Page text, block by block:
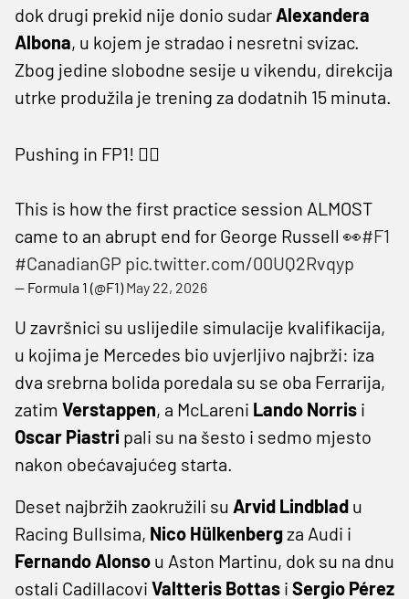
dok drugi prekid nije donio sudar Alexandera
Albona, u kojem je stradao i nesretni svizac.
Zbog jedine slobodne sesije u vikendu, direkcija
utrke produžila je trening za dodatnih 15 minuta.
Pushing in FP1! 😮‍💨
This is how the first practice session ALMOST
came to an abrupt end for George Russell 👀#F1
#CanadianGP pic.twitter.com/00UQ2Rvqyp
— Formula 1 (@F1)May 22, 2026
U završnici su uslijedile simulacije kvalifikacija,
u kojima je Mercedes bio uvjerljivo najbrži: iza
dva srebrna bolida poredala su se oba Ferrarija,
zatim Verstappen, a McLareni Lando Norris i
Oscar Piastri pali su na šesto i sedmo mjesto
nakon obećavajućeg starta.
Deset najbržih zaokružili su Arvid Lindblad u
Racing Bullsima, Nico Hülkenbergza Audi i
Fernando Alonso u Aston Martinu, dok su na dnu
ostali Cadillacovi Valtteris Bottas i Sergio Pérez